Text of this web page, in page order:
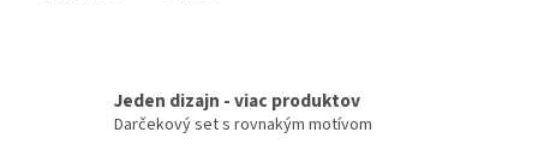
Jeden dizajn - viac produktov
Darčekový set s rovnakým motívom